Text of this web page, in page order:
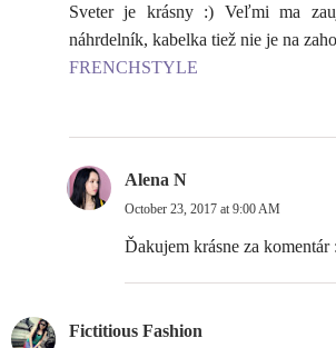
Sveter je krásny :) Veľmi ma
náhrdelník, kabelka tiež nie je na
FRENCHSTYLE
Alena N
October 23, 2017 at 9:00 AM
Ďakujem krásne za komentár
Fictitious Fashion